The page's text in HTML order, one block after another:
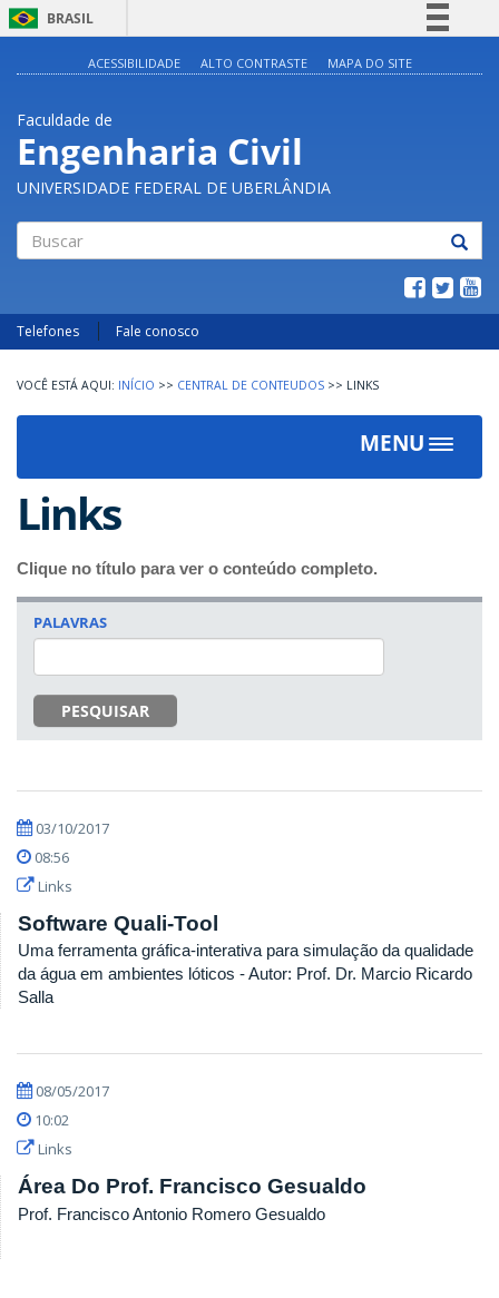
BRASIL
Legislação
Canais
ACESSIBILIDADE ALTO CONTRASTE MAPA DO SITE
Faculdade de
Engenharia Civil
UNIVERSIDADE FEDERAL DE UBERLÂNDIA
Telefones Fale conosco
INÍCIO >> CENTRAL DE CONTEUDOS >> LINKS
MENU
Toggle
Links
Clique no título para ver o conteúdo completo.
PALAVRAS
PESQUISAR
03/10/2017
08:56
Links
Software Quali-Tool
Uma ferramenta gráfica-interativa para simulação da qualidade
da água em ambientes lóticos - Autor: Prof. Dr. Marcio Ricardo
Salla
08/05/2017
10:02
Links
Área Do Prof. Francisco Gesualdo
Prof. Francisco Antonio Romero Gesualdo